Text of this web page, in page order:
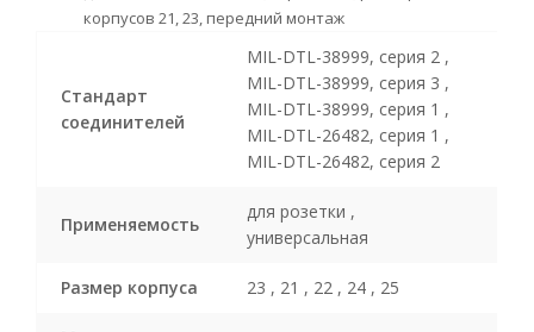
корпусов 21, 23, передний монтаж
Стандарт
соединителей
MIL-DTL-38999, cерия 2 ,
MIL-DTL-38999, cерия 3 ,
MIL-DTL-38999, cерия 1 ,
MIL-DTL-26482, серия 1 ,
MIL-DTL-26482, серия 2
Применяемость
для розетки ,
универсальная
Размер корпуса 23 , 21 , 22 , 24 , 25